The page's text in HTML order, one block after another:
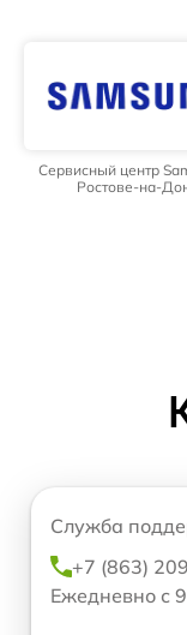
Сервисный центр
Ростове-на-
Служба
+7 (863)
Ежедневно с